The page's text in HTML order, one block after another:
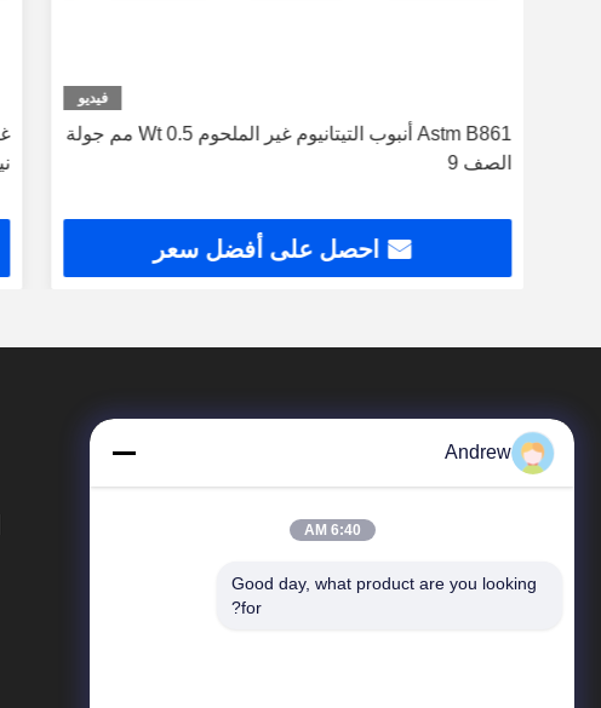
فيديو
Astm B861 أنبوب التيتانيوم غير الملحوم Wt 0.5 مم جولة
الصف 9
احصل على أفضل سعر
المنتجات
Andrew
6:40 AM
Good day, what product are you looking
for?